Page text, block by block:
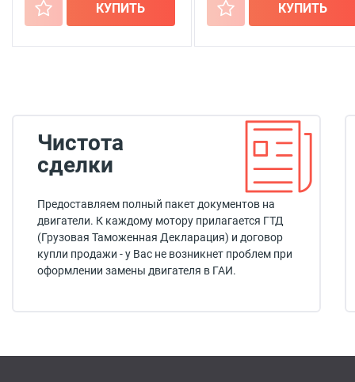
+ КУПИТЬ + КУПИТЬ
Чистота
сделки
Предоставляем полный пакет документов на
двигатели. К каждому мотору прилагается ГТД
(Грузовая Таможенная Декларация) и договор
купли продажи - у Вас не возникнет проблем при
оформлении замены двигателя в ГАИ.